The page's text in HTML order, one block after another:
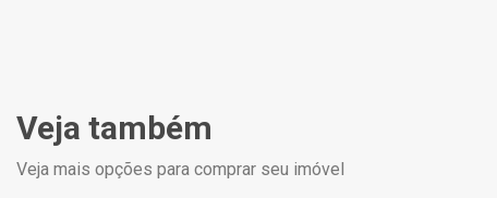
Veja também
Veja mais opções para comprar seu imóvel